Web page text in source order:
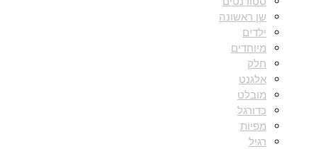
שן ראשונה
ילדים
מיוחדים
חלק
אלגנט
מובלט
כדורגל
מפיות
רגיל